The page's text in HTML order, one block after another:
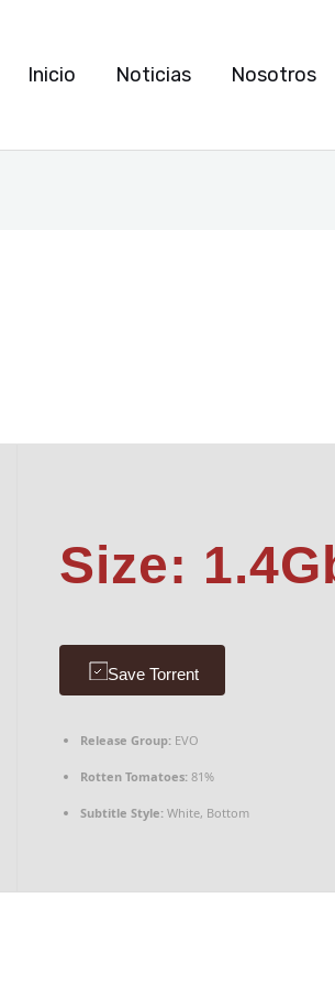
Inicio Noticias Nosotros
Size:
Save Torrent
Release Group: EVO
Rotten Tomatoes: 81%
Subtitle Style: White, Bottom